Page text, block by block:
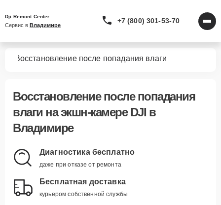
Dji Remont Center
Сервис в Владимире
+7 (800) 301-53-70
Восстановление после попадания влаги
Восстановление после попадания
влаги на экшн-камере DJI в
Владимире
Диагностика бесплатно
даже при отказе от ремонта
Бесплатная доставка
курьером собственной службы